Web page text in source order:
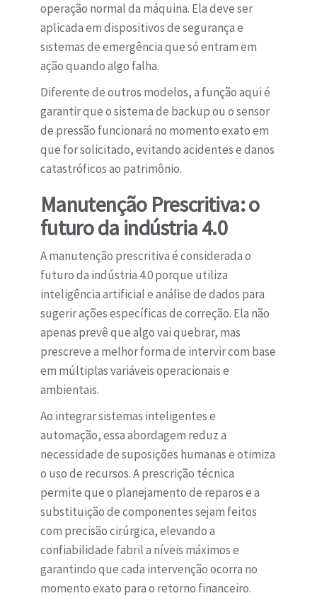
operação normal da máquina. Ela deve ser
aplicada em dispositivos de segurança e
sistemas de emergência que só entram em
ação quando algo falha.
Diferente de outros modelos, a função aqui é
garantir que o sistema de backup ou o sensor
de pressão funcionará no momento exato em
que for solicitado, evitando acidentes e danos
catastróficos ao patrimônio.
Manutenção Prescritiva: o
futuro da indústria 4.0
A manutenção prescritiva é considerada o
futuro da indústria 4.0 porque utiliza
inteligência artificial e análise de dados para
sugerir ações específicas de correção. Ela não
apenas prevê que algo vai quebrar, mas
prescreve a melhor forma de intervir com base
em múltiplas variáveis operacionais e
ambientais.
Ao integrar sistemas inteligentes e
automação, essa abordagem reduz a
necessidade de suposições humanas e otimiza
o uso de recursos. A prescrição técnica
permite que o planejamento de reparos e a
substituição de componentes sejam feitos
com precisão cirúrgica, elevando a
confiabilidade fabril a níveis máximos e
garantindo que cada intervenção ocorra no
momento exato para o retorno financeiro.